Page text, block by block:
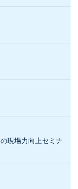
現場力向上セミナ